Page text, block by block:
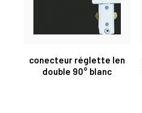
conecteur réglette len
double 90° blanc